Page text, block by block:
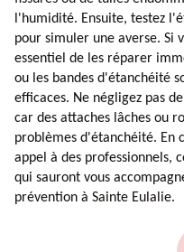
l'humidité. Ensuite, testez
pour simuler une averse. Si
essentiel de les réparer
ou les bandes d'étanchéité
efficaces. Ne négligez pas
car des attaches lâches ou
problèmes d'étanchéité. En
appel à des professionnels,
qui sauront vous
prévention à Sainte Eulalie.